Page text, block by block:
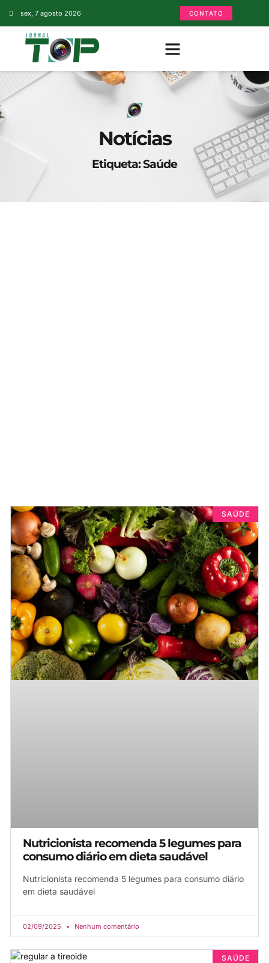
sex, 7 agosto 2026 CONTATO
Notícias
Etiqueta: Saúde
SAÚDE
Nutricionista recomenda 5 legumes para
consumo diário em dieta saudável
Nutricionista recomenda 5 legumes para consumo diário
em dieta saudável
02/09/2025 Nenhum comentário
SAÚDE